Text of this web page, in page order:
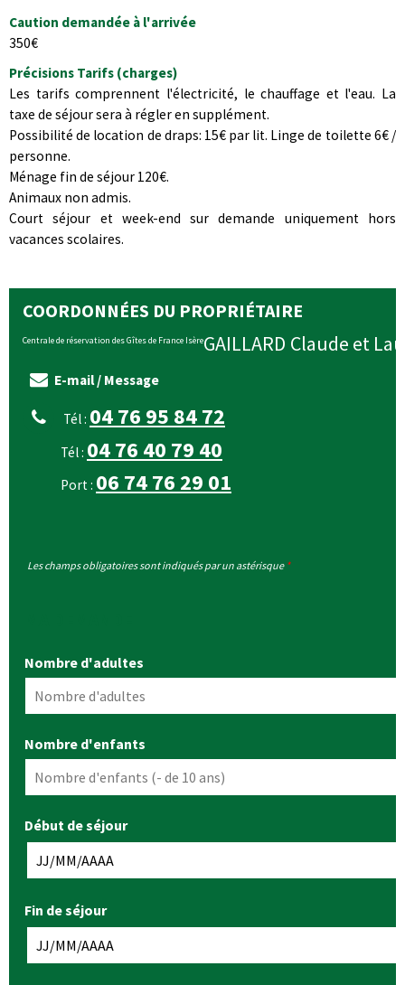
Caution demandée à l'arrivée
350€
Précisions Tarifs (charges)
Les tarifs comprennent l'électricité, le chauffage et l'eau. La
taxe de séjour sera à régler en supplément.
Possibilité de location de draps: 15€ par lit. Linge de toilette 6€ /
personne.
Ménage fin de séjour 120€.
Animaux non admis.
Court séjour et week-end sur demande uniquement hors
vacances scolaires.
COORDONNÉES DU PROPRIÉTAIRE
GAILLARD Claude et
Centrale de réservation des Gîtes de France Isère
E-mail / Message
Tél : 04 76 95 84 72
Tél : 04 76 40 79 40
Port : 06 74 76 29 01
Les champs obligatoires sont indiqués par un astérisque *
Nombre d'adultes
Nombre d'enfants
Début de séjour
Fin de séjour